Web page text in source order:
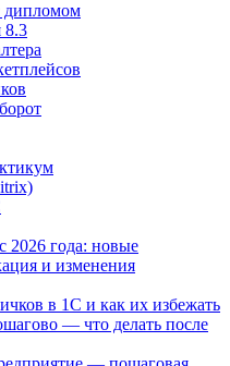
дипломом
8.3
2026 года: новые
и изменения
в 1С и как их избежать
— что делать после